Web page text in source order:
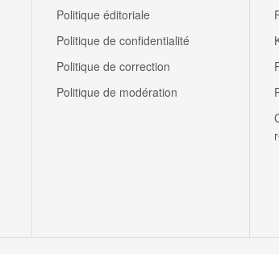
Politique éditoriale
Politique de confidentialité
Politique de correction
Politique de modération